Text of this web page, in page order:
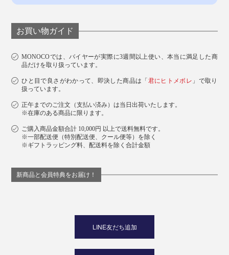
お買い物ガイド
MONOCOでは、バイヤーが実際に3週間以上使い、本当に満足した商
品だけを取り扱っています。
ひと目で良さがわかって、即決した商品は「君にヒトメボレ 」で取り
扱っています。
正午までのご注文（支払い済み）は当日出荷いたします。
※在庫のある商品に限ります。
ご購入商品金額合計 10,000円 以上で送料無料です。
※一部配送便（特別配送便、クール便等）を除く
※ギフトラッピング料、配送料を除く合計金額
新商品と会員特典をお届け！
LINE友だち追加